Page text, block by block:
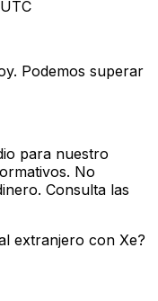
Podemos superar
para nuestro
No
Consulta las
extranjero con Xe?